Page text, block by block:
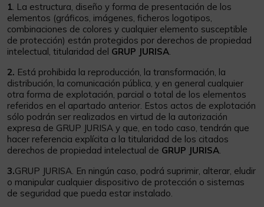
1 . La estructura, diseño y forma de presentación de los
elementos (gráficos, imágenes, ficheros logotipos,
combinaciones de colores y cualquier elemento susceptible
de protección) están protegidos por derechos de propiedad
intelectual, titularidad del GRUP JURISA
2. Está prohibida la reproducción, la transformación, la
distribución, la comunicación pública, y en general cualquier
otra forma de explotación, parcial o total de los elementos
referidos en el apartado anterior. Estos actos de explotación
sólo podrán ser realizados en virtud de la autorización
expresa de GRUP JURISA y que, en todo caso, tendrán que
hacer referencia explícita a la titularidad de los citados
derechos de propiedad intelectual de GRUP JURISA
3.GRUP JURISA. En ningún caso, podrá suprimir, alterar, eludir
o manipular cualquier dispositivo de protección o sistemas
de seguridad que pueda estar instalado.